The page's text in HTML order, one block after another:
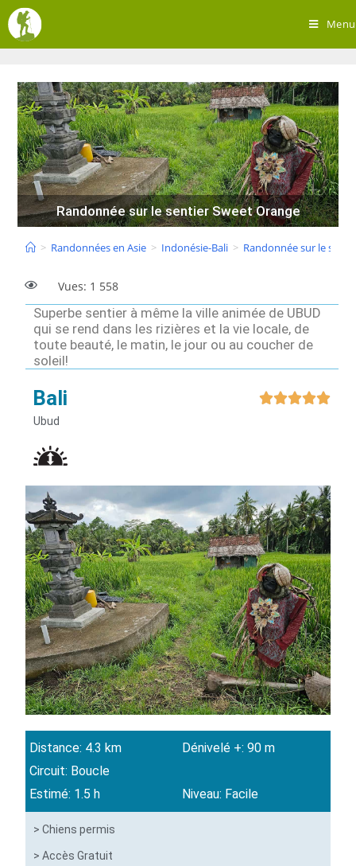
Menu
Randonnée sur le sentier Sweet Orange
> Randonnées en Asie > Indonésie-Bali > Randonnée sur le
Vues: 1 558
Superbe sentier à même la ville animée de UBUD
qui se rend dans les rizières et la vie locale, de
toute beauté, le matin, le jour ou au coucher de
soleil!
Bali 
Ubud
Distance: 4.3 km
Dénivelé +: 90 m
Circuit: Boucle
Estimé: 1.5 h
Niveau: Facile
> Chiens permis
> Accès Gratuit